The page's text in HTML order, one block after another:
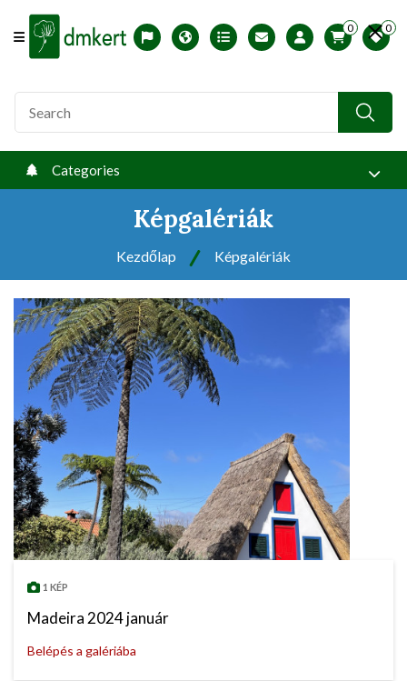
Offcanvas Menu Open
Magyar változat
USDA zonesPrintable ABC Ordered List
My Profile
0 0
Categories
Képgalériák
Kezdőlap Képgalériák
1 KÉP
Madeira 2024 január
Belépés a galériába